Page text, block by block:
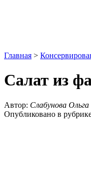
Главная >
Салат из
Автор: Слабунова Ольга
Опубликовано в